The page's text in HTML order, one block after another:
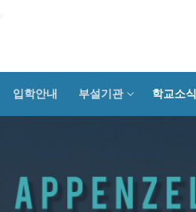
입학안내 부설기관 학교소식